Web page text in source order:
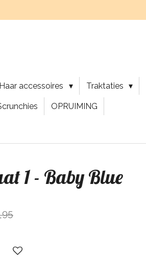
Haar accessoires Traktaties
OPRUIMING
1 - Baby Blue